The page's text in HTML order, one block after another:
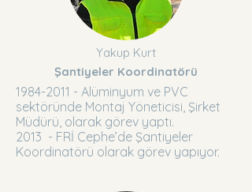
Yakup Kurt
Şantiyeler Koordinatörü
1984-2011 - Alüminyum ve PVC
sektöründe Montaj Yöneticisi, Şirket
Müdürü, olarak görev yaptı.
2013 - FRİ Cephe’de Şantiyeler
Koordinatörü olarak görev yapıyor.